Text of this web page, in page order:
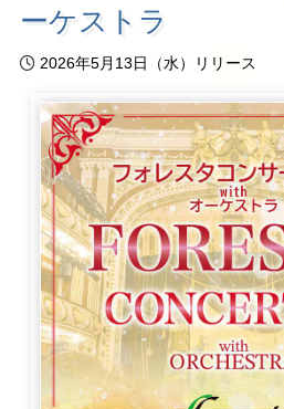
ーケストラ
2026年5月13日（水）リリース